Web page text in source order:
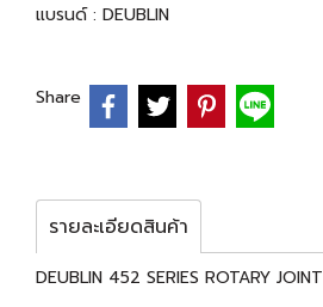
แบรนด์ : DEUBLIN
Share
รายละเอียดสินค้า
DEUBLIN 452 SERIES ROTARY JOINT